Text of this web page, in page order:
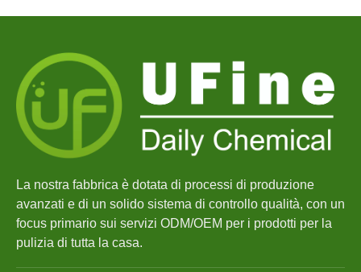
La nostra fabbrica è dotata di processi di produzione
avanzati e di un solido sistema di controllo qualità, con un
focus primario sui servizi ODM/OEM per i prodotti per la
pulizia di tutta la casa.